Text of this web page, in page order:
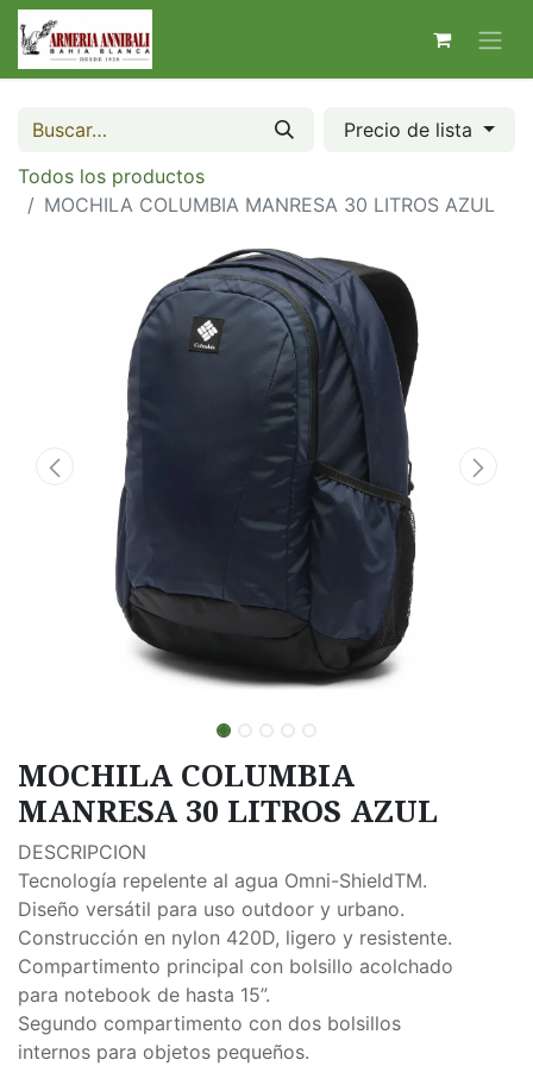
Precio de lista
Todos los productos
MOCHILA COLUMBIA MANRESA 30 LITROS AZUL
MOCHILA COLUMBIA
MANRESA 30 LITROS AZUL
DESCRIPCION
Tecnología repelente al agua Omni-ShieldTM.
Diseño versátil para uso outdoor y urbano.
Construcción en nylon 420D, ligero y resistente.
Compartimento principal con bolsillo acolchado
para notebook de hasta 15”.
Segundo compartimento con dos bolsillos
internos para objetos pequeños.